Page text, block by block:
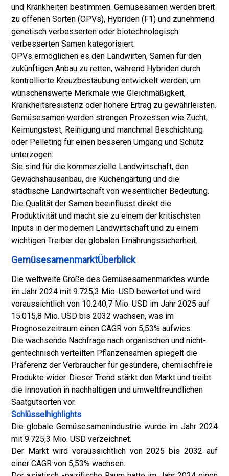
und Krankheiten bestimmen. Gemüsesamen werden breit
zu offenen Sorten (OPVs), Hybriden (F1) und zunehmend
genetisch verbesserten oder biotechnologisch
verbesserten Samen kategorisiert.
OPVs ermöglichen es den Landwirten, Samen für den
zukünftigen Anbau zu retten, während Hybriden durch
kontrollierte Kreuzbestäubung entwickelt werden, um
wünschenswerte Merkmale wie Gleichmäßigkeit,
Krankheitsresistenz oder höhere Ertrag zu gewährleisten.
Gemüsesamen werden strengen Prozessen wie Zucht,
Keimungstest, Reinigung und manchmal Beschichtung
oder Pelleting für einen besseren Umgang und Schutz
unterzogen.
Sie sind für die kommerzielle Landwirtschaft, den
Gewächshausanbau, die Küchengärtung und die
städtische Landwirtschaft von wesentlicher Bedeutung.
Die Qualität der Samen beeinflusst direkt die
Produktivität und macht sie zu einem der kritischsten
Inputs in der modernen Landwirtschaft und zu einem
wichtigen Treiber der globalen Ernährungssicherheit.
GemüsesamenmarktÜberblick
Die weltweite Größe des Gemüsesamenmarktes wurde
im Jahr 2024 mit 9.725,3 Mio. USD bewertet und wird
voraussichtlich von 10.240,7 Mio. USD im Jahr 2025 auf
15.015,8 Mio. USD bis 2032 wachsen, was im
Prognosezeitraum einen CAGR von 5,53% aufwies.
Die wachsende Nachfrage nach organischen und nicht-
gentechnisch verteilten Pflanzensamen spiegelt die
Präferenz der Verbraucher für gesündere, chemischfreie
Produkte wider. Dieser Trend stärkt den Markt und treibt
die Innovation in nachhaltigen und umweltfreundlichen
Saatgutsorten vor.
Schlüsselhighlights
Die globale Gemüsesamenindustrie wurde im Jahr 2024
mit 9.725,3 Mio. USD verzeichnet.
Der Markt wird voraussichtlich von 2025 bis 2032 auf
einer CAGR von 5,53% wachsen.